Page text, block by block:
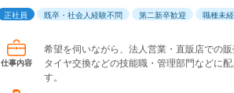
正社員 既卒・社会人経験不問 第二新卒歓迎 職種未
仕事内容
希望を伺いながら、法人営業・直販店での販
タイヤ交換などの技能職・管理部門などに配
す。